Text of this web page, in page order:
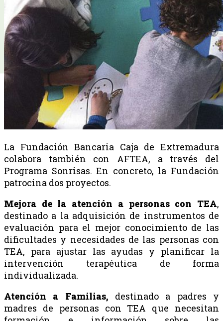
La Fundación Bancaria Caja de Extremadura
colabora también con AFTEA, a través del
Programa Sonrisas. En concreto, la Fundación
patrocina dos proyectos.
Mejora de la atención a personas con TEA,
destinado a la adquisición de instrumentos de
evaluación para el mejor conocimiento de las
dificultades y necesidades de las personas con
TEA, para ajustar las ayudas y planificar la
intervención terapéutica de forma
individualizada.
Atención a Familias, destinado a padres y
madres de personas con TEA que necesitan